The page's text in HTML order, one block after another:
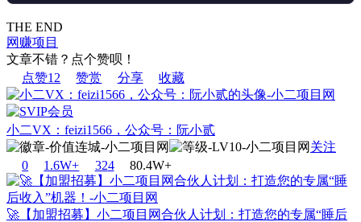
THE END
网赚项目
文章不错？点个赞呗！
点赞12 赞赏 分享 收藏
小二VX：feizi1566，公众号：阮小贰
关注
0
1.6W+ 324 80.4W+
🚀【加盟招募】小二项目网合伙人计划：打造您的专属“睡后